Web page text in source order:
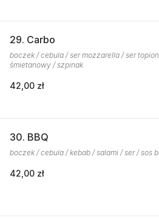
29. Carbo
boczek / cebula / ser mozzarella / ser
śmietanowy / szpinak
42,00 zł
30. BBQ
boczek / cebula / kebab / salami / ser / sos
42,00 zł